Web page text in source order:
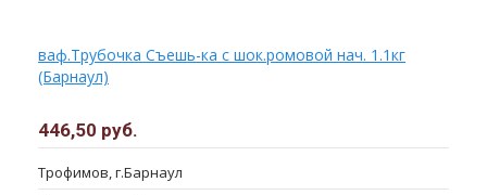
ваф.Трубочка Съешь-ка с шок.ромовой нач. 1.1кг
(Барнаул)
446,50 руб.
Трофимов, г.Барнаул